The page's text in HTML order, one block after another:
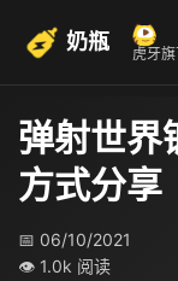
奶瓶 虎牙
弹射世界
方式分享
📅 06/10/2021
👁 1.0k 阅读